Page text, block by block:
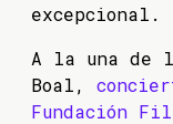
excepcional.
A la una de
Boal,
Fundación